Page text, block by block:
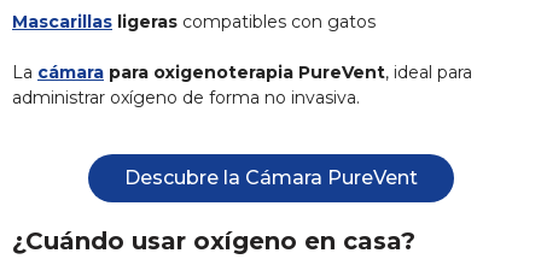
Mascarillas ligeras compatibles con gatos
La cámara para oxigenoterapia PureVent, ideal para
administrar oxígeno de forma no invasiva.
Descubre la Cámara PureVent
¿Cuándo usar oxígeno en casa?